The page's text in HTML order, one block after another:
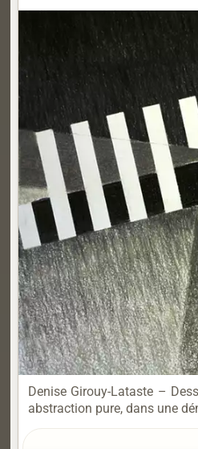
Denise Girouy-Lataste –
abstraction pure, dans une